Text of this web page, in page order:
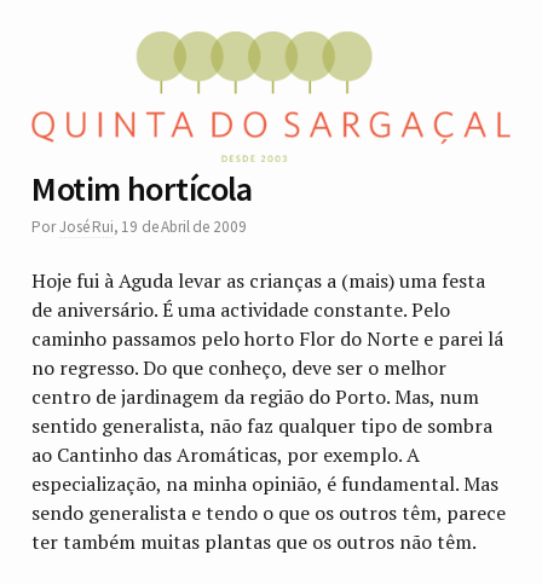
Motim hortícola
PorJosé Rui, 19 de Abril de 2009
Hoje fui à Aguda levar as crianças a (mais) uma festa
de aniversário. É uma actividade constante. Pelo
caminho passamos pelo horto Flor do Norte e parei lá
no regresso. Do que conheço, deve ser o melhor
centro de jardinagem da região do Porto. Mas, num
sentido generalista, não faz qualquer tipo de sombra
ao Cantinho das Aromáticas, por exemplo. A
especialização, na minha opinião, é fundamental. Mas
sendo generalista e tendo o que os outros têm, parece
ter também muitas plantas que os outros não têm.